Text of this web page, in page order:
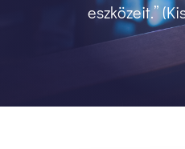
eszközeit.”